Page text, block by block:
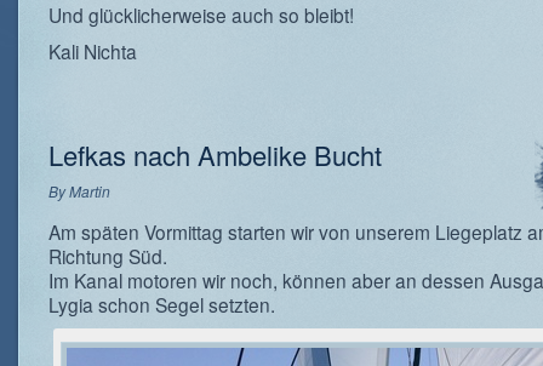
Und glücklicherweise auch so bleibt!
Kali Nichta
Lefkas nach Ambelike Bucht
ByMartin
Am späten Vormittag starten wir von unserem Liegeplatz
Richtung Süd.
Im Kanal motoren wir noch, können aber an dessen
Lygia schon Segel setzten.